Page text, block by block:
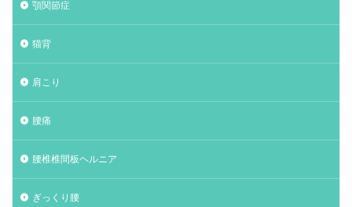
顎関節症
猫背
肩こり
腰痛
腰椎椎間板ヘルニア
ぎっくり腰